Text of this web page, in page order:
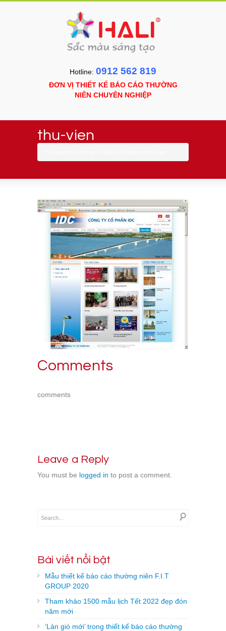
Hotline: 0912 562 819
ĐƠN VỊ THIẾT KẾ BÁO CÁO THƯỜNG
NIÊN CHUYÊN NGHIỆP
thu-vien
Comments
comments
Leave a Reply
You must be logged in to post a comment.
Bài viết nổi bật
Mẫu thiết kế báo cáo thường niên F.I.T
GROUP 2020
Tham khảo 1500 mẫu lịch Tết 2022 đẹp đón
năm mới
‘Làn gió mới’ trong thiết kế báo cáo thường